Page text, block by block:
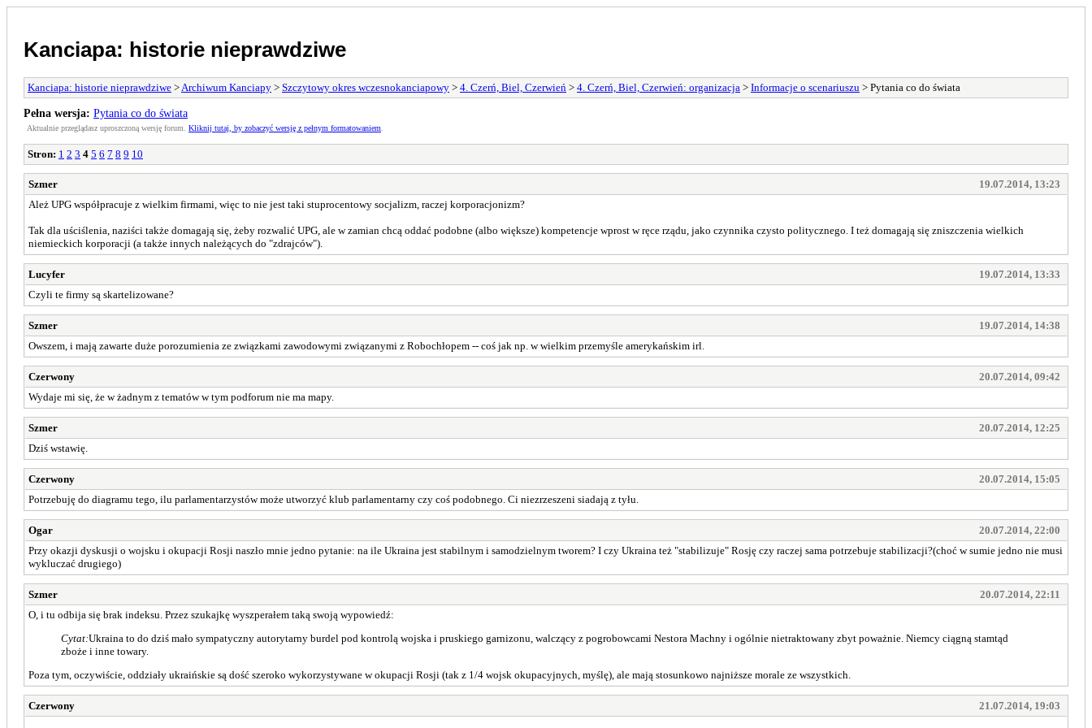
Kanciapa: historie nieprawdziwe
Kanciapa: historie nieprawdziwe > Archiwum Kanciapy > Szczytowy okres wczesnokanciapowy > 4. Czerń, Biel, Czerwień > 4. Czerń, Biel, Czerwień: organizacja > Informacje o scenariuszu > Pytania co do świata
Pełna wersja: Pytania co do świata
Aktualnie przeglądasz uproszczoną wersję forum. Kliknij tutaj, by zobaczyć wersję z pełnym formatowaniem
Stron: 1 2 3 4 5 6 7 8 9 10
Szmer
19.07.2014, 13:23
Ależ UPG współpracuje z wielkim firmami, więc to nie jest taki stuprocentowy socjalizm, raczej korporacjonizm?
Tak dla uściślenia, naziści także domagają się, żeby rozwalić UPG, ale w zamian chcą oddać podobne (albo większe) kompetencje wprost w ręce rządu, jako czynnika czysto politycznego. I też domagają się zniszczenia wielkich
niemieckich korporacji (a także innych należących do "zdrajców").
Lucyfer
19.07.2014, 13:33
Czyli te firmy są skartelizowane?
Szmer
19.07.2014, 14:38
Owszem, i mają zawarte duże porozumienia ze związkami zawodowymi związanymi z Robochłopem -- coś jak np. w wielkim przemyśle amerykańskim irl.
Czerwony
20.07.2014, 09:42
Wydaje mi się, że w żadnym z tematów w tym podforum nie ma mapy.
Szmer
20.07.2014, 12:25
Dziś wstawię.
Czerwony
20.07.2014, 15:05
Potrzebuję do diagramu tego, ilu parlamentarzystów może utworzyć klub parlamentarny czy coś podobnego. Ci niezrzeszeni siadają z tyłu.
Ogar
20.07.2014, 22:00
Przy okazji dyskusji o wojsku i okupacji Rosji naszło mnie jedno pytanie: na ile Ukraina jest stabilnym i samodzielnym tworem? I czy Ukraina też "stabilizuje" Rosję czy raczej sama potrzebuje stabilizacji?(choć w sumie jedno nie musi
wykluczać drugiego)
Szmer
20.07.2014, 22:11
O, i tu odbija się brak indeksu. Przez szukajkę wyszperałem taką swoją wypowiedź:
Cytat:Ukraina to do dziś mało sympatyczny autorytarny burdel pod kontrolą wojska i pruskiego garnizonu, walczący z pogrobowcami Nestora Machny i ogólnie nietraktowany zbyt poważnie. Niemcy ciągną stamtąd
zboże i inne towary.
Poza tym, oczywiście, oddziały ukraińskie są dość szeroko wykorzystywane w okupacji Rosji (tak z 1/4 wojsk okupacyjnych, myślę), ale mają stosunkowo najniższe morale ze wszystkich.
Czerwony 21.07.2014, 19:03